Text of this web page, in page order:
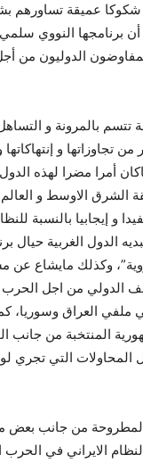
شكوكا عميقة تساورهم
أن برنامجها النووي
الدوليون من
تتسم بالمرونة و
تجاوزاتها و
أمرا مضرا لهذه الدول
الشرق الاوسط و
و إيجابيا بالنسبة
الدول الغربية حيال
وکذلك مايشاع عن
الدولي من اجل
ملفي العراق وسوريا،
المنتخبة من جانب
المحاولات التي تجري
المطروحة من جانب بعض
الايراني في الحرب